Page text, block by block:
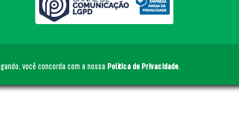
você concorda com a nossa Política de Privacidade
- Todos os direitos reservados. Site by